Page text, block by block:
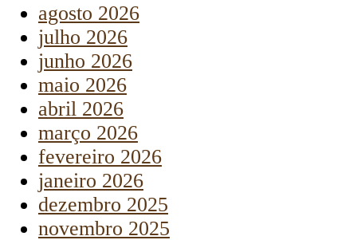
agosto 2026
julho 2026
junho 2026
maio 2026
abril 2026
março 2026
fevereiro 2026
janeiro 2026
dezembro 2025
novembro 2025